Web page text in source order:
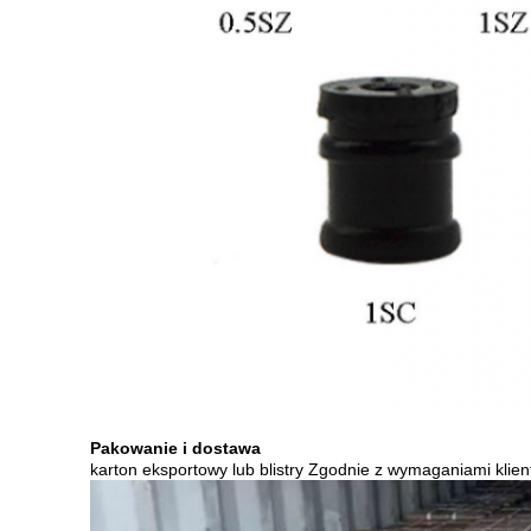
Pakowanie i dostawa
karton eksportowy lub blistry Zgodnie z wymaganiami